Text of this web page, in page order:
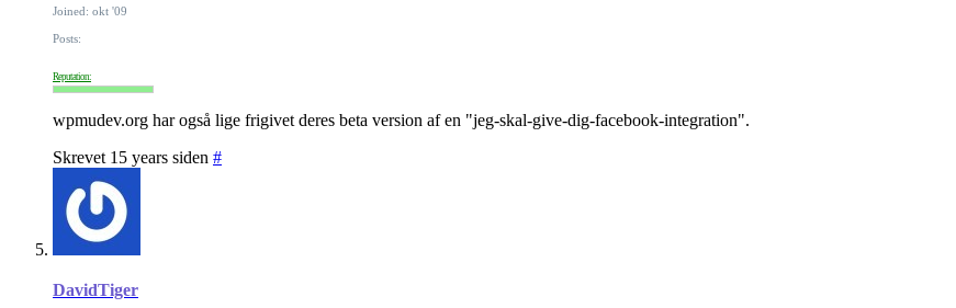
Joined: okt '09
Posts:
Reputation:
wpmudev.org har også lige frigivet deres beta version af en "jeg-skal-give-dig-facebook-integration".
Skrevet 15 years siden #
DavidTiger